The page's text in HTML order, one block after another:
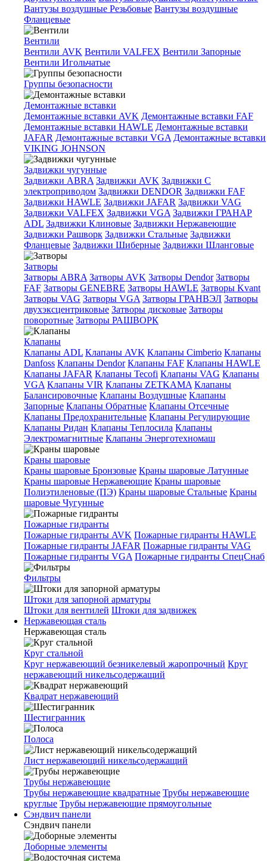
Вантузы воздушные Резьбовые Вантузы воздушные
Фланцевые
Вентили
Вентили AVK Вентили VALFEX Вентили Запорные
Вентили Игольчатые
Группы безопасности
Демонтажные вставки
Демонтажные вставки AVK Демонтажные вставки FAF
Демонтажные вставки HAWLE Демонтажные вставки
JAFAR Демонтажные вставки VGA Демонтажные вставки
VIKING JOHNSON
Задвижки чугунные
Задвижки ABRA Задвижки AVK Задвижки C
электроприводом Задвижки DENDOR Задвижки FAF
Задвижки HAWLE Задвижки JAFAR Задвижки VAG
Задвижки VALFEX Задвижки VGA Задвижки ГРАНАР
ADL Задвижки Клиновые Задвижки Нержавеющие
Задвижки Рашворк Задвижки Стальные Задвижки
Фланцевые Задвижки Шиберные Задвижки Шланговые
Затворы
Затворы ABRA Затворы AVK Затворы Dendor Затворы
FAF Затворы GENEBRE Затворы HAWLE Затворы Kvant
Затворы VAG Затворы VGA Затворы ГРАНВЭЛ Затворы
двухэксцентриковые Затворы дисковые Затворы
поворотные Затворы РАШВОРК
Клапаны
Клапаны ADL Клапаны AVK Клапаны Cimberio Клапаны
Danfoss Клапаны Dendor Клапаны FAF Клапаны HAWLE
Клапаны JAFAR Клапаны Tecofi Клапаны VAG Клапаны
VGA Клапаны VIR Клапаны ZETKAMA Клапаны
Балансировочные Клапаны Воздушные Клапаны
Запорные Клапаны Обратные Клапаны Отсечные
Клапаны Предохранительные Клапаны Регулирующие
Клапаны Ридан Клапаны Теплосила Клапаны
Электромагнитные Клапаны Энерготехномаш
Краны шаровые
Краны шаровые Бронзовые Краны шаровые Латунные
Краны шаровые Нержавеющие Краны шаровые
Полиэтиленовые (ПЭ) Краны шаровые Стальные Краны
шаровые Чугунные
Пожарные гидранты
Пожарные гидранты AVK Пожарные гидранты HAWLE
Пожарные гидранты JAFAR Пожарные гидранты VAG
Пожарные гидранты VGA Пожарные гидранты СпецСнаб
Фильтры
Штоки для запорной арматуры
Штоки для вентилей Штоки для задвижек
Нержавеющая сталь
Нержавеющая сталь
Круг стальной
Круг нержавеющий безникелевый жаропрочный Круг
нержавеющий никельсодержащий
Квадрат нержавеющий
Шестигранник
Полоса
Лист нержавеющий никельсодержащий
Трубы нержавеющие
Трубы нержавеющие квадратные Трубы нержавеющие
круглые Трубы нержавеющие прямоугольные
Сэндвич панели
Сэндвич панели
Доборные элементы